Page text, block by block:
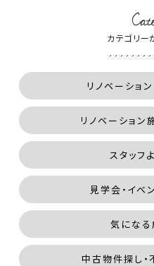
カテゴリー
リノベーショ
リノベーション
スタッフ
見学会・イベ
気になる
中古物件探し